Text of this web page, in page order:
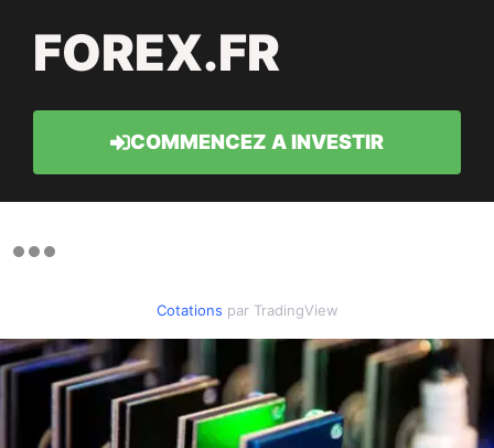
FOREX.FR
COMMENCEZ A INVESTIR
Cotations par TradingView